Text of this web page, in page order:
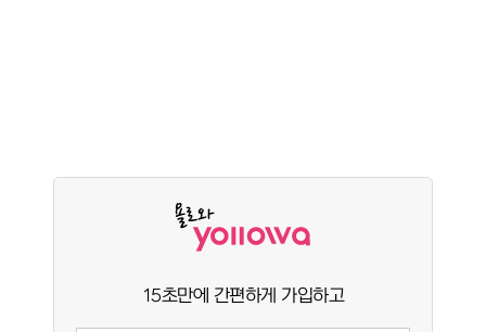
15초만에 간편하게 가입하고